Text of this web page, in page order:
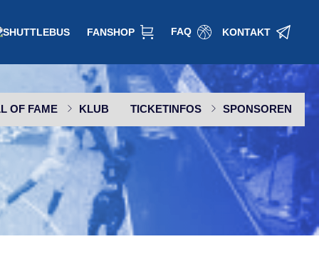
FANSHOP FAQ KONTAKT
OF FAME KLUB TICKETINFOS SPONSOREN
SPONSOR WERDEN